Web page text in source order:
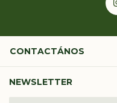
CONTACTÁNOS
NEWSLETTER